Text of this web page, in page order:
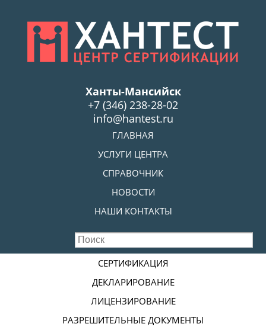
Ханты-Мансийск
+7 (346) 238-28-02
info@hantest.ru
ГЛАВНАЯ
УСЛУГИ ЦЕНТРА
СПРАВОЧНИК
НОВОСТИ
НАШИ КОНТАКТЫ
СЕРТИФИКАЦИЯ
ДЕКЛАРИРОВАНИЕ
ЛИЦЕНЗИРОВАНИЕ
РАЗРЕШИТЕЛЬНЫЕ ДОКУМЕНТЫ